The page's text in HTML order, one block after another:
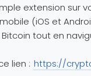
extension sur
(iOS et
tout en
lien : https://